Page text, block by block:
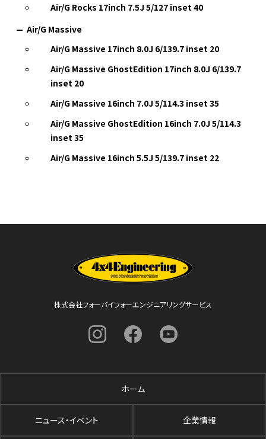
Air/G Rocks 17inch 7.5J 5/127 inset 40
Air/G Massive
Air/G Massive 17inch 8.0J 6/139.7 inset 20
Air/G Massive GhostEdition 17inch 8.0J 6/139.7
inset 20
Air/G Massive 16inch 7.0J 5/114.3 inset 35
Air/G Massive GhostEdition 16inch 7.0J 5/114.3
inset 35
Air/G Massive 16inch 5.5J 5/139.7 inset 22
株式会社フォーバイフォーエンジニアリングサービス
ホーム
ニュース・イベント 企業情報